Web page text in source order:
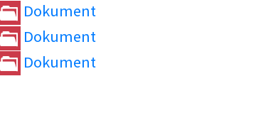
Dokument
Dokument
Dokument